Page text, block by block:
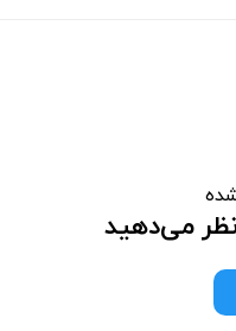
می‌دهید